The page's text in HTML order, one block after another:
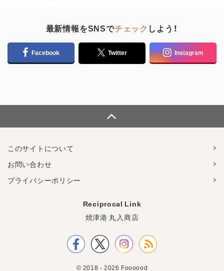
最新情報をSNSでチェック しよう！
Facebook Twitter Instagram
このサイトについて
お問い合わせ
プライバシーポリシー
Reciprocal Link
焼津港 丸入商店
© 2018 - 2026 Foooood